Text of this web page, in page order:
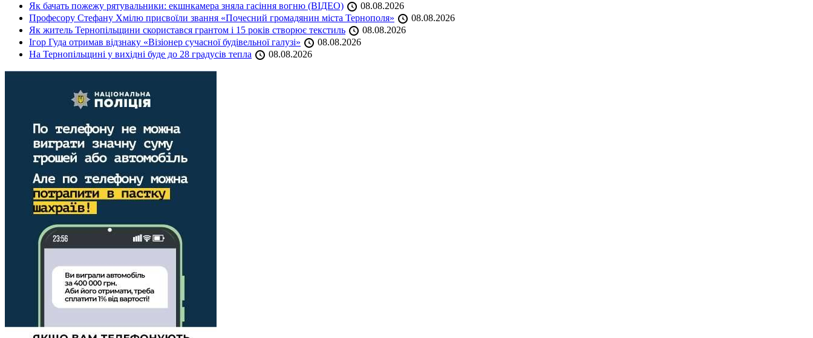
Як бачать пожежу рятувальники: екшнкамера зняла гасіння вогню (ВІДЕО)
08.08.2026
Професору Стефану Хмілю присвоїли звання «Почесний громадянин міста Тернополя»
08.08.2026
Як житель Тернопільщини скористався грантом і 15 років створює текстиль
08.08.2026
Ігор Гуда отримав відзнаку «Візіонер сучасної будівельної галузі»
08.08.2026
На Тернопільщині у вихідні буде до 28 градусів тепла
08.08.2026